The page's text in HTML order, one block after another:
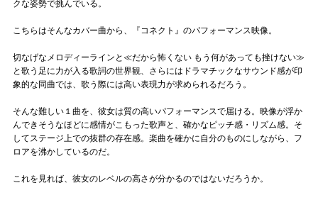
クな姿勢で挑んでいる。
こちらはそんなカバー曲から、『コネクト』のパフォーマンス映像。
切なげなメロディーラインと≪だから怖くない もう何があっても挫けない≫
と歌う足に力が入る歌詞の世界観、さらにはドラマチックなサウンド感が印
象的な同曲では、歌う際には高い表現力が求められるだろう。
そんな難しい１曲を、彼女は質の高いパフォーマンスで届ける。映像が浮か
んできそうなほどに感情がこもった歌声と、確かなピッチ感・リズム感。そ
してステージ上での抜群の存在感。楽曲を確かに自分のものにしながら、フ
ロアを沸かしているのだ。
これを見れば、彼女のレベルの高さが分かるのではないだろうか。